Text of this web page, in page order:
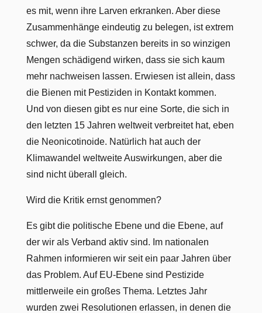
es mit, wenn ihre Larven erkranken. Aber diese
Zusammenhänge eindeutig zu belegen, ist extrem
schwer, da die Substanzen bereits in so winzigen
Mengen schädigend wirken, dass sie sich kaum
mehr nachweisen lassen. Erwiesen ist allein, dass
die Bienen mit Pestiziden in Kontakt kommen.
Und von diesen gibt es nur eine Sorte, die sich in
den letzten 15 Jahren weltweit verbreitet hat, eben
die Neonicotinoide. Natürlich hat auch der
Klimawandel weltweite Auswirkungen, aber die
sind nicht überall gleich.
Wird die Kritik ernst genommen?
Es gibt die politische Ebene und die Ebene, auf
der wir als Verband aktiv sind. Im nationalen
Rahmen informieren wir seit ein paar Jahren über
das Problem. Auf EU-Ebene sind Pestizide
mittlerweile ein großes Thema. Letztes Jahr
wurden zwei Resolutionen erlassen, in denen die